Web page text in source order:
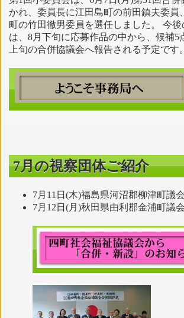
かれ、委員長に江田島町の前田鎮夫委員
町の竹田徹男委員を選任しました。 今
は、8月下旬に応募作品の中から、候補5
上旬の合併協議会へ報告される予定です。
7月の視察団体ご紹介
7月11日(木)福島県河沼郡柳津町議
7月12日(月)秋田県由利郡金浦町議